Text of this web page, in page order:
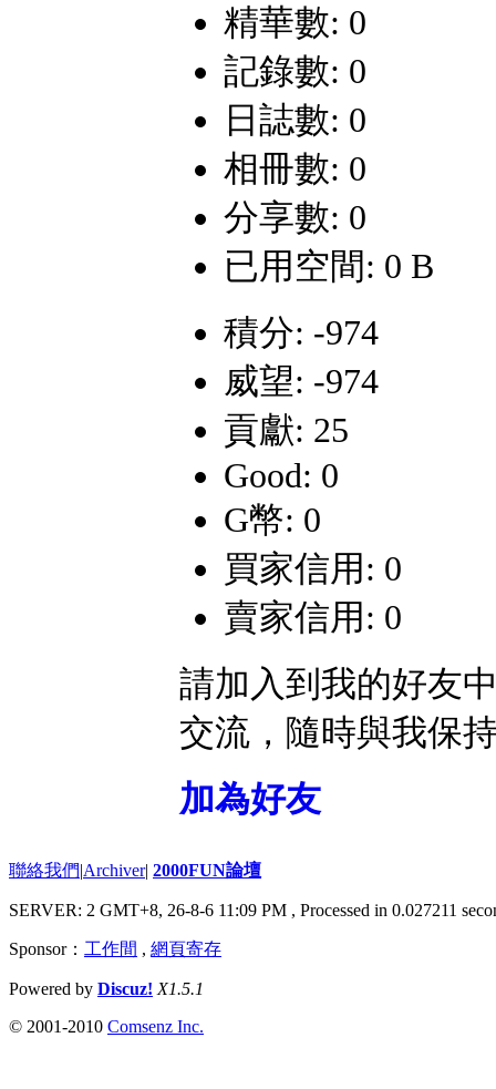
精華數: 0
記錄數: 0
日誌數: 0
相冊數: 0
分享數: 0
已用空間: 0 B
積分: -974
威望: -974
貢獻: 25
Good: 0
G幣: 0
買家信用: 0
賣家信用: 0
請加入到我的好友
交流，隨時與我保
加為好友
聯絡我們|Archiver| 2000FUN論壇
SERVER: 2 GMT+8, 26-8-6 11:09 PM , Processed in 0.027211
Sponsor： 工作間 , 網頁寄存
Powered by Discuz! X1.5.1
© 2001-2010 Comsenz Inc.